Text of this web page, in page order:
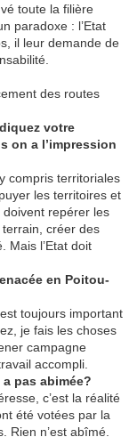
toute la filière
paradoxe : l’Etat
il leur demande de
des routes
votre
on a l’impression
compris territoriales
les territoires et
repérer les
créer des
Mais l’Etat doit
en Poitou-
toujours important
je fais les choses
campagne
accompli.
pas abimée?
c’est la réalité
été votées par la
Rien n’est abîmé.